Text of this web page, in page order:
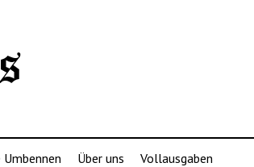
Über uns Vollausgaben